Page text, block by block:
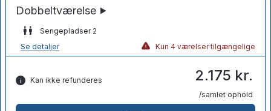
Sengepladser 2
Se detaljer
Kun 4 værelser tilgængelige
Kan ikke refunderes 2.175 kr.
/samlet ophold